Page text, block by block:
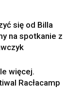
się od Billa
na spotkanie z
więcej.
Racłacamp